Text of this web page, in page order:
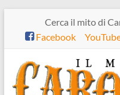
contenuto
Cerca il mito di
Facebook